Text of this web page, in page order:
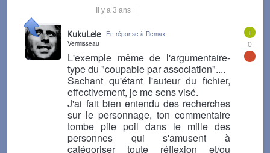
Il y a 3 ans
+
0
-
KukuLele
En réponse à Remax
Vermisseau
L'exemple même de l'argumentaire-
type du "coupable par association"....
Sachant qu'étant l'auteur du fichier,
effectivement, je me sens visé.
J'ai fait bien entendu des recherches
sur le personnage, ton commentaire
tombe pile poil dans le mille des
personnes qui s'amusent à
catégoriser toute réflexion et/ou